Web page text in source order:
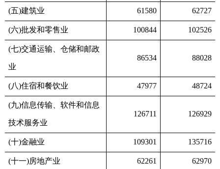
(五)建筑业 61580 62727
(六)批发和零售业 100844 102526
(七)交通运输、仓储和邮政
业
86534 88028
(八)住宿和餐饮业 47977 48724
(九)信息传输、软件和信息
技术服务业
126711 126929
(十)金融业 109301 135716
(十一)房地产业 62261 62970